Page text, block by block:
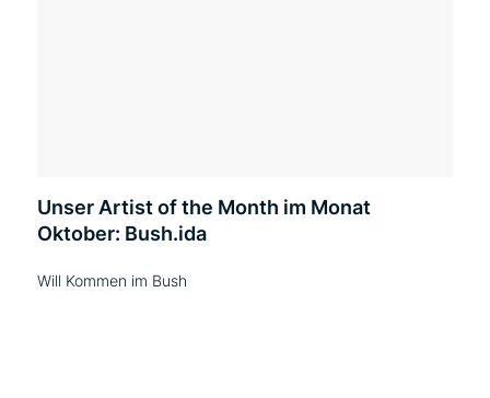
Unser Artist of the Month im Monat
Oktober: Bush.ida
Will Kommen im Bush